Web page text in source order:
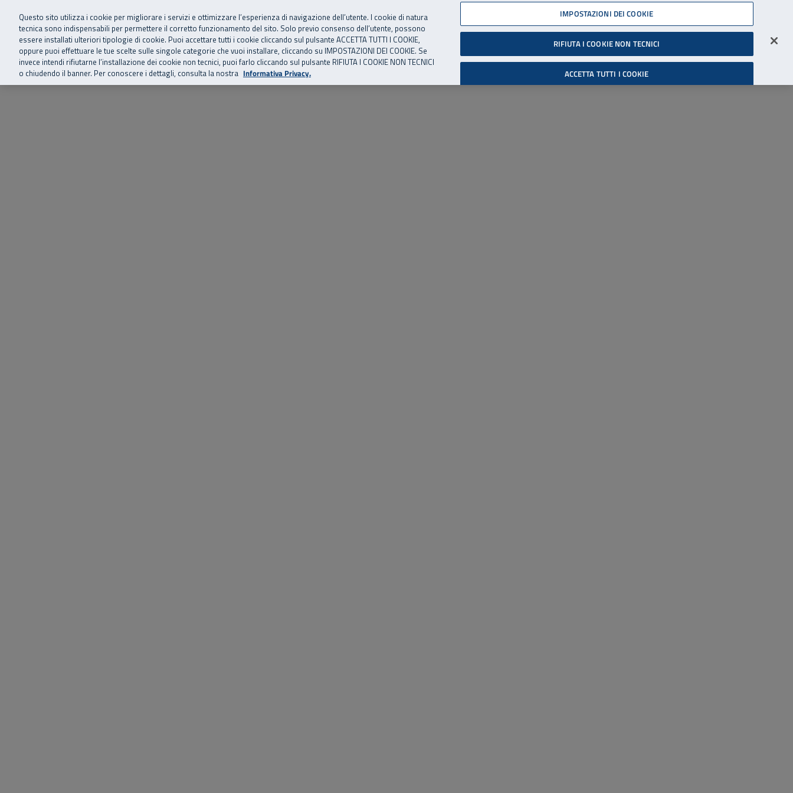
Vai al menu principale
Vai al contenuto principale
Vai al Footer 06 45539607
SuperAbile - il Contact Center Inail per il mondo della disabilità
Home Chi siamo Storie, news ed eventi Risorse utili Supporto Accessibilità
Cerca
Accedi all'area riservata
Questo sito utilizza i cookie per migliorare i servizi e ottimizzare l’esperienza di navigazione dell’utente. I cookie di natura
tecnica sono indispensabili per permettere il corretto funzionamento del sito. Solo previo consenso dell’utente, possono
essere installati ulteriori tipologie di cookie. Puoi accettare tutti i cookie cliccando sul pulsante ACCETTA TUTTI I COOKIE,
oppure puoi effettuare le tue scelte sulle singole categorie che vuoi installare, cliccando su IMPOSTAZIONI DEI COOKIE. Se
invece intendi rifiutarne l’installazione dei cookie non tecnici, puoi farlo cliccando sul pulsante RIFIUTA I COOKIE NON TECNICI
o chiudendo il banner. Per conoscere i dettagli, consulta la nostra Informativa Privacy.
IMPOSTAZIONI DEI COOKIE
RIFIUTA I COOKIE NON TECNICI
ACCETTA TUTTI I COOKIE